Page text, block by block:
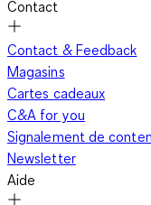
Contact
Contact & Feedback
Magasins
Cartes cadeaux
C&A for you
Signalement de
Newsletter
Aide